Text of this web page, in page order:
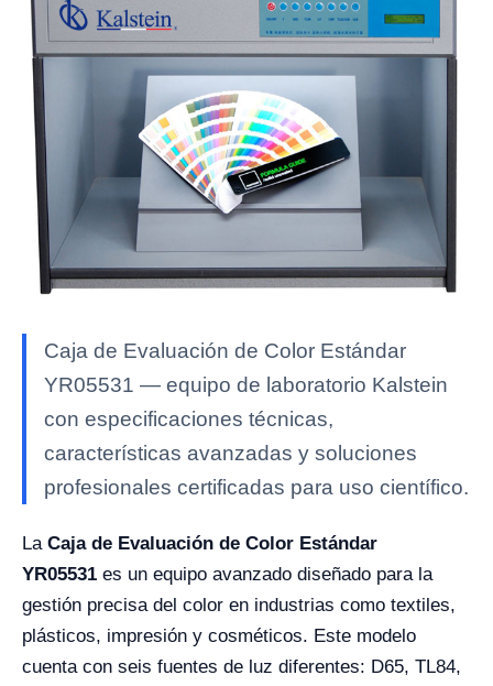
Caja de Evaluación de Color Estándar
YR05531 — equipo de laboratorio Kalstein
con especificaciones técnicas,
características avanzadas y soluciones
profesionales certificadas para uso científico.
La Caja de Evaluación de Color Estándar
YR05531 es un equipo avanzado diseñado para la
gestión precisa del color en industrias como textiles,
plásticos, impresión y cosméticos. Este modelo
cuenta con seis fuentes de luz diferentes: D65, TL84,